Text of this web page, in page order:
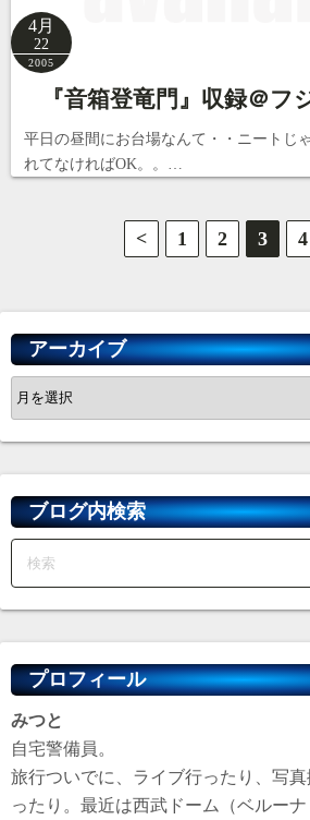
4月
22
2005
『音箱登竜門』収録＠フ
平日の昼間にお台場なんて・・ニートじ
れてなければOK。。…
ペ
ー
ジ
送
り
< 1 2 3 4
アーカイブ
ア
ー
カ
イ
ブブログ内検索
プロフィール
みつと
自宅警備員。
旅行ついでに、ライブ行ったり、写
ったり。最近は西武ドーム（ベルー